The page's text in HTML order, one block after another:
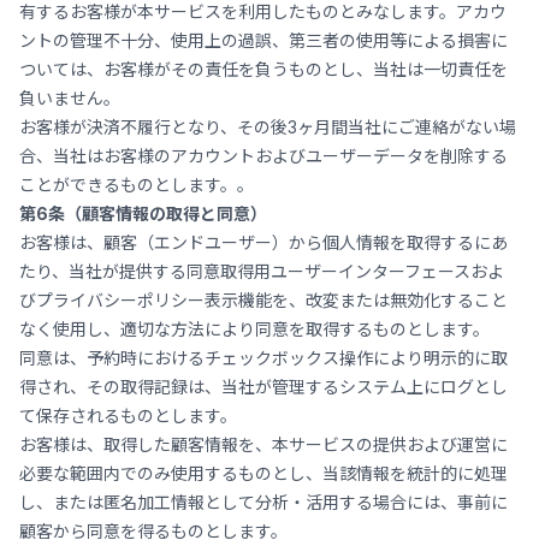
有するお客様が本サービスを利用したものとみなします。アカウ
ントの管理不十分、使用上の過誤、第三者の使用等による損害に
ついては、お客様がその責任を負うものとし、当社は一切責任を
負いません。
お客様が決済不履行となり、その後3ヶ月間当社にご連絡がない場
合、当社はお客様のアカウントおよびユーザーデータを削除する
ことができるものとします。。
第6条（顧客情報の取得と同意）
お客様は、顧客（エンドユーザー）から個人情報を取得するにあ
たり、当社が提供する同意取得用ユーザーインターフェースおよ
びプライバシーポリシー表示機能を、改変または無効化すること
なく使用し、適切な方法により同意を取得するものとします。
同意は、予約時におけるチェックボックス操作により明示的に取
得され、その取得記録は、当社が管理するシステム上にログとし
て保存されるものとします。
お客様は、取得した顧客情報を、本サービスの提供および運営に
必要な範囲内でのみ使用するものとし、当該情報を統計的に処理
し、または匿名加工情報として分析・活用する場合には、事前に
顧客から同意を得るものとします。